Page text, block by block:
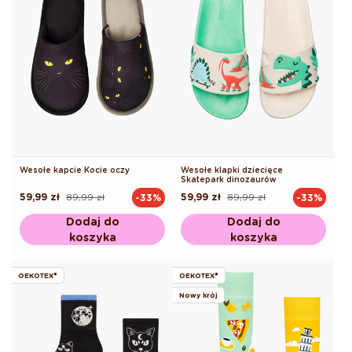
Wesołe kapcie Kocie oczy
Cena
89,99 zł
Cena
59,99 zł -33%
Dodaj do
koszyka
Wesołe klapki dziecięce
Skatepark dinozaurów
Cena
89,99 zł
Cena
59,99 zł -33%
Dodaj do
koszyka
OEKOTEX® OEKOTEX®
Nowy krój